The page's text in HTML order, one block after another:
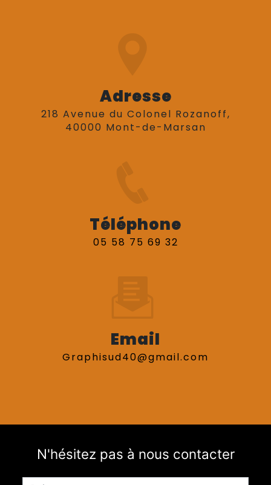
Adresse
218 Avenue du Colonel Rozanoff,
40000 Mont-de-Marsan
Téléphone
05 58 75 69 32
Email
graphisud40@gmail.com
N'hésitez pas à nous contacter